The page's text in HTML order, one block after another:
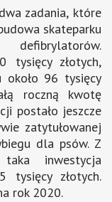
zadania, które
skateparku
tysięcy złotych,
około 96 tysięcy
roczną kwotę
postało jeszcze
zatytułowanej
dla psów. Z
inwestycja
tysięcy złotych.
rok 2020.